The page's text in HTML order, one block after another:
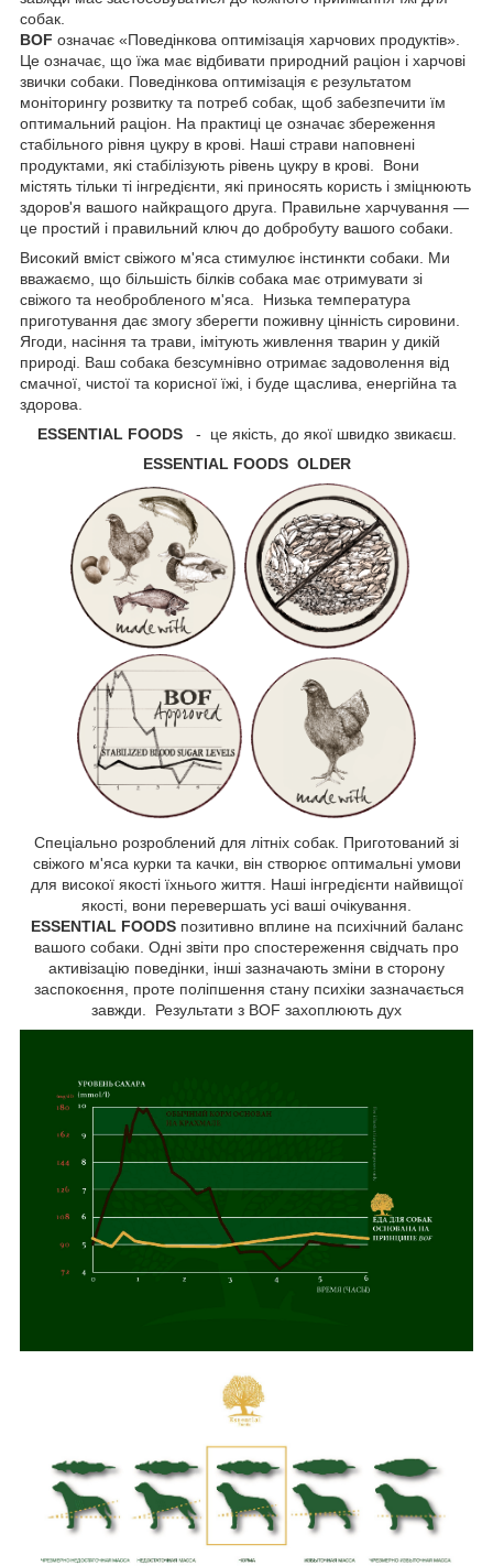
собак.
BOF означає «Поведінкова оптимізація харчових продуктів».
Це означає, що їжа має відбивати природний раціон і харчові
звички собаки. Поведінкова оптимізація є результатом
моніторингу розвитку та потреб собак, щоб забезпечити їм
оптимальний раціон. На практиці це означає збереження
стабільного рівня цукру в крові. Наші страви наповнені
продуктами, які стабілізують рівень цукру в крові. Вони
містять тільки ті інгредієнти, які приносять користь і зміцнюють
здоров'я вашого найкращого друга. Правильне харчування —
це простий і правильний ключ до добробуту вашого собаки.
Високий вміст свіжого м'яса стимулює інстинкти собаки. Ми
вважаємо, що більшість білків собака має отримувати зі
свіжого та необробленого м'яса. Низька температура
приготування дає змогу зберегти поживну цінність сировини.
Ягоди, насіння та трави, імітують живлення тварин у дикій
природі. Ваш собака безсумнівно отримає задоволення від
смачної, чистої та корисної їжі, і буде щаслива, енергійна та
здорова.
ESSENTIAL FOODS- це якість, до якої швидко звикаєш.
ESSENTIAL FOODS OLDER
Спеціально розроблений для літніх собак. Приготований зі
свіжого м'яса курки та качки, він створює оптимальні умови
для високої якості їхнього життя. Наші інгредієнти найвищої
якості, вони перевершать усі ваші очікування.
ESSENTIAL FOODSпозитивно вплине на психічний баланс
вашого собаки. Одні звіти про спостереження свідчать про
активізацію поведінки, інші зазначають зміни в сторону
заспокоєння, проте поліпшення стану психіки зазначається
завжди. Результати з BOF захоплюють дух